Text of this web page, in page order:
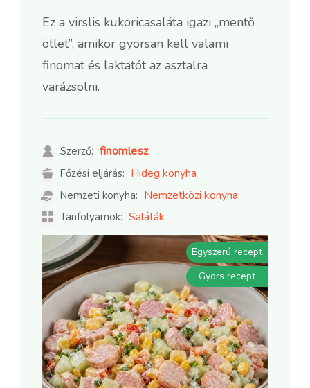
Ez a virslis kukoricasaláta igazi „mentő
ötlet”, amikor gyorsan kell valami
finomat és laktatót az asztalra
varázsolni.
Szerző: finomlesz
Főzési eljárás: Hideg konyha
Nemzeti konyha: Nemzetközi konyha
Tanfolyamok: Saláták
Egyszerű recept
Gyors recept